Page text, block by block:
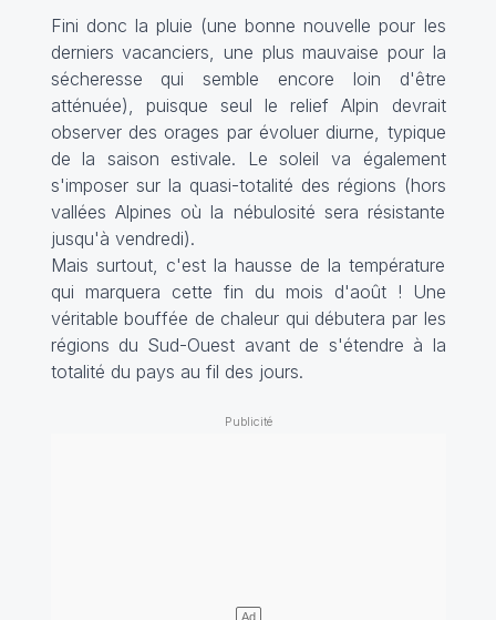
Fini donc la pluie (une bonne nouvelle pour les
derniers vacanciers, une plus mauvaise pour la
sécheresse qui semble encore loin d'être
atténuée), puisque seul le relief Alpin devrait
observer des orages par évoluer diurne, typique
de la saison estivale. Le soleil va également
s'imposer sur la quasi-totalité des régions (hors
vallées Alpines où la nébulosité sera résistante
jusqu'à vendredi).
Mais surtout, c'est la hausse de la température
qui marquera cette fin du mois d'août ! Une
véritable bouffée de chaleur qui débutera par les
régions du Sud-Ouest avant de s'étendre à la
totalité du pays au fil des jours.